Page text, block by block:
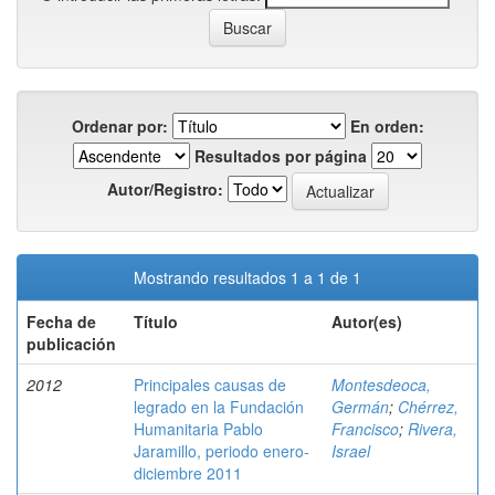
Ordenar por:
En orden:
Resultados por página
Autor/Registro:
Mostrando resultados 1 a 1 de 1
Fecha de
publicación
Título Autor(es)
2012
Principales causas de
legrado en la Fundación
Humanitaria Pablo
Jaramillo, periodo enero-
diciembre 2011
Montesdeoca,
Germán; Chérrez,
Francisco; Rivera,
Israel